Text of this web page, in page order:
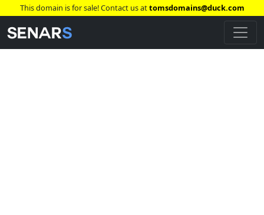
This domain is for sale! Contact us attomsdomains@duck.com